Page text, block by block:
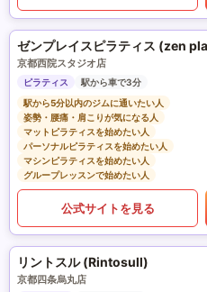
ゼンプレイスピラティス (zen
京都西院スタジオ店
ピラティス
駅から車で3分
駅から5分以内のジムに通いたい人
姿勢・腰痛・肩こりが気になる人
マットピラティスを始めたい人
パーソナルピラティスを始めたい人
マシンピラティスを始めたい人
グループレッスンで始めたい人
公式サイトを見る
リントスル (Rintosull)
京都四条烏丸店